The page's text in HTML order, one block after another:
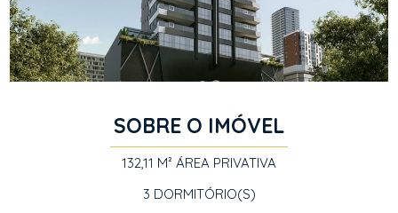
SOBRE O IMÓVEL
132,11 M² ÁREA PRIVATIVA
3 DORMITÓRIO(S)